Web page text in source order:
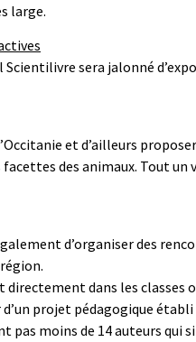
large.
Scientilivre sera jalonné
et d’ailleurs
des animaux. Tout
d’organiser des
directement dans les classes
projet pédagogique
pas moins de 14 auteurs